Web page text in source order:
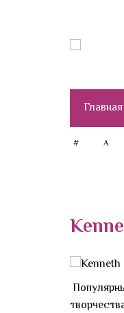
Главная
# A